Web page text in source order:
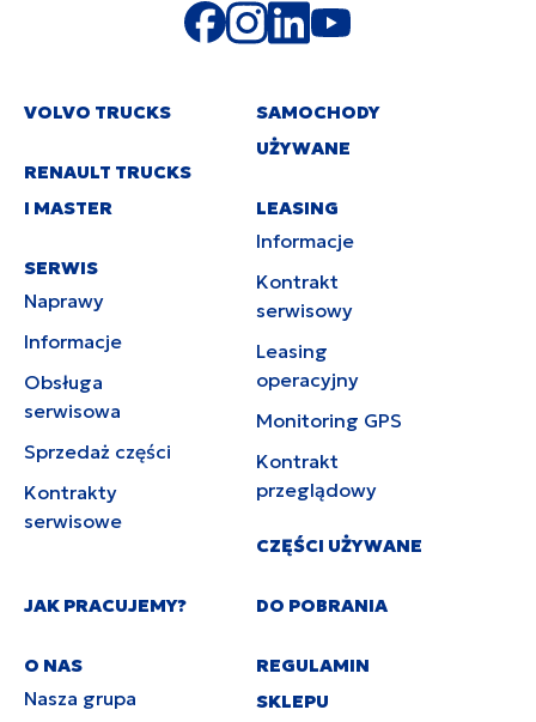
VOLVO TRUCKS
RENAULT TRUCKS
I MASTER
SERWIS
Naprawy
Informacje
Obsługa
serwisowa
Sprzedaż części
Kontrakty
serwisowe
SAMOCHODY
UŻYWANE
LEASING
Informacje
Kontrakt
serwisowy
Leasing
operacyjny
Monitoring GPS
Kontrakt
przeglądowy
CZĘŚCI UŻYWANE
JAK PRACUJEMY?
O NAS
Nasza grupa
DO POBRANIA
REGULAMIN
SKLEPU